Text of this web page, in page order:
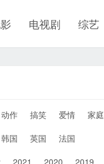
电视剧 综艺
动作 搞笑 爱情 家庭
韩国 英国
法国